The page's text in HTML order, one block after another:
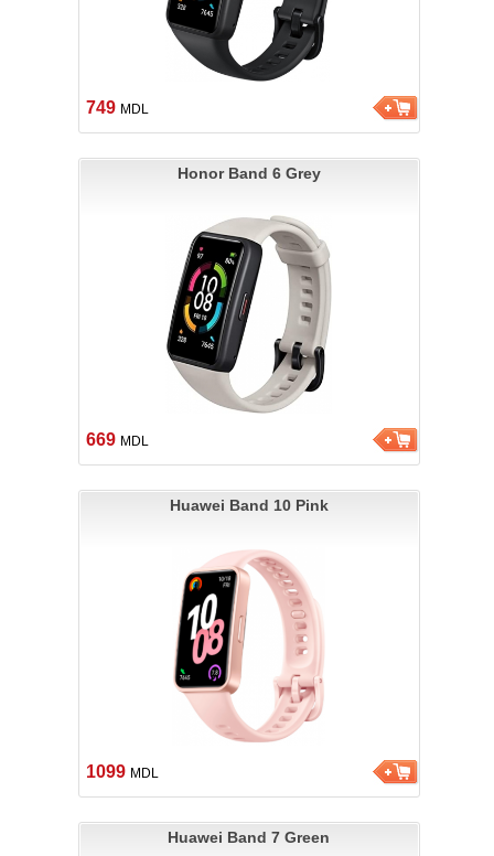
749 MDL
Honor Band 6 Grey
669 MDL
Huawei Band 10 Pink
1099 MDL
Huawei Band 7 Green